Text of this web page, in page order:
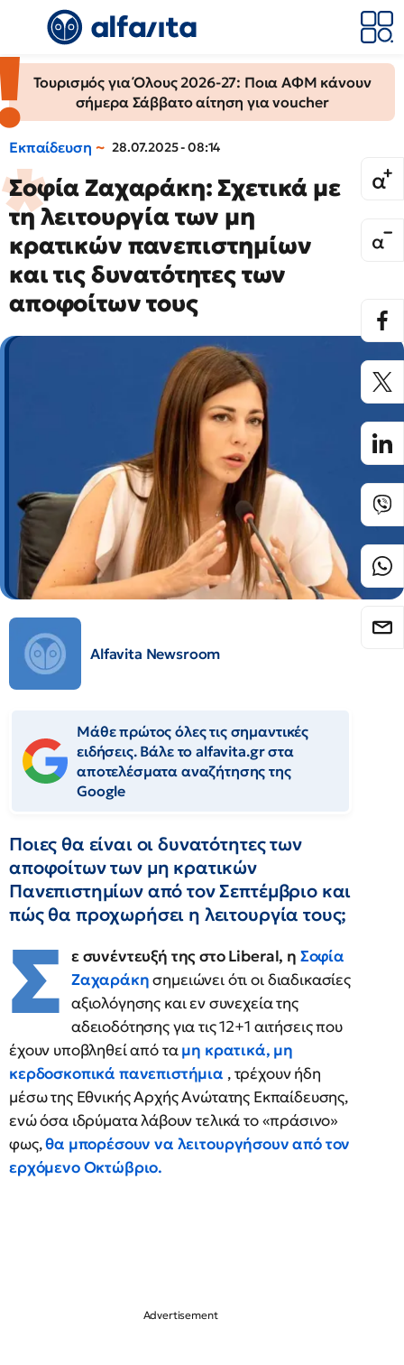
Τουρισμός για Όλους 2026-27: Ποια ΑΦΜ κάνουν
σήμερα Σάββατο αίτηση για voucher
Εκπαίδευση 28.07.2025 - 08:14
Σοφία Ζαχαράκη: Σχετικά με
τη λειτουργία των μη
κρατικών πανεπιστημίων
και τις δυνατότητες των
αποφοίτων τους
Alfavita Newsroom
Μάθε πρώτος όλες τις σημαντικές
ειδήσεις. Βάλε το alfavita.gr στα
αποτελέσματα αναζήτησης της
Google
Ποιες θα είναι οι δυνατότητες των
αποφοίτων των μη κρατικών
Πανεπιστημίων από τον Σεπτέμβριο και
πώς θα προχωρήσει η λειτουργία τους;
Σ ε συνέντευξή της στο Liberal, η Σοφία
Ζαχαράκησημειώνει ότι οι διαδικασίες
αξιολόγησης και εν συνεχεία της
αδειοδότησης για τις 12+1 αιτήσεις που
έχουν υποβληθεί από ταμη κρατικά, μη
κερδοσκοπικά πανεπιστήμια , τρέχουν ήδη
μέσω της Εθνικής Αρχής Ανώτατης Εκπαίδευσης,
ενώ όσα ιδρύματα λάβουν τελικά το «πράσινο»
φως,θα μπορέσουν να λειτουργήσουν από τον
ερχόμενο Οκτώβριο.